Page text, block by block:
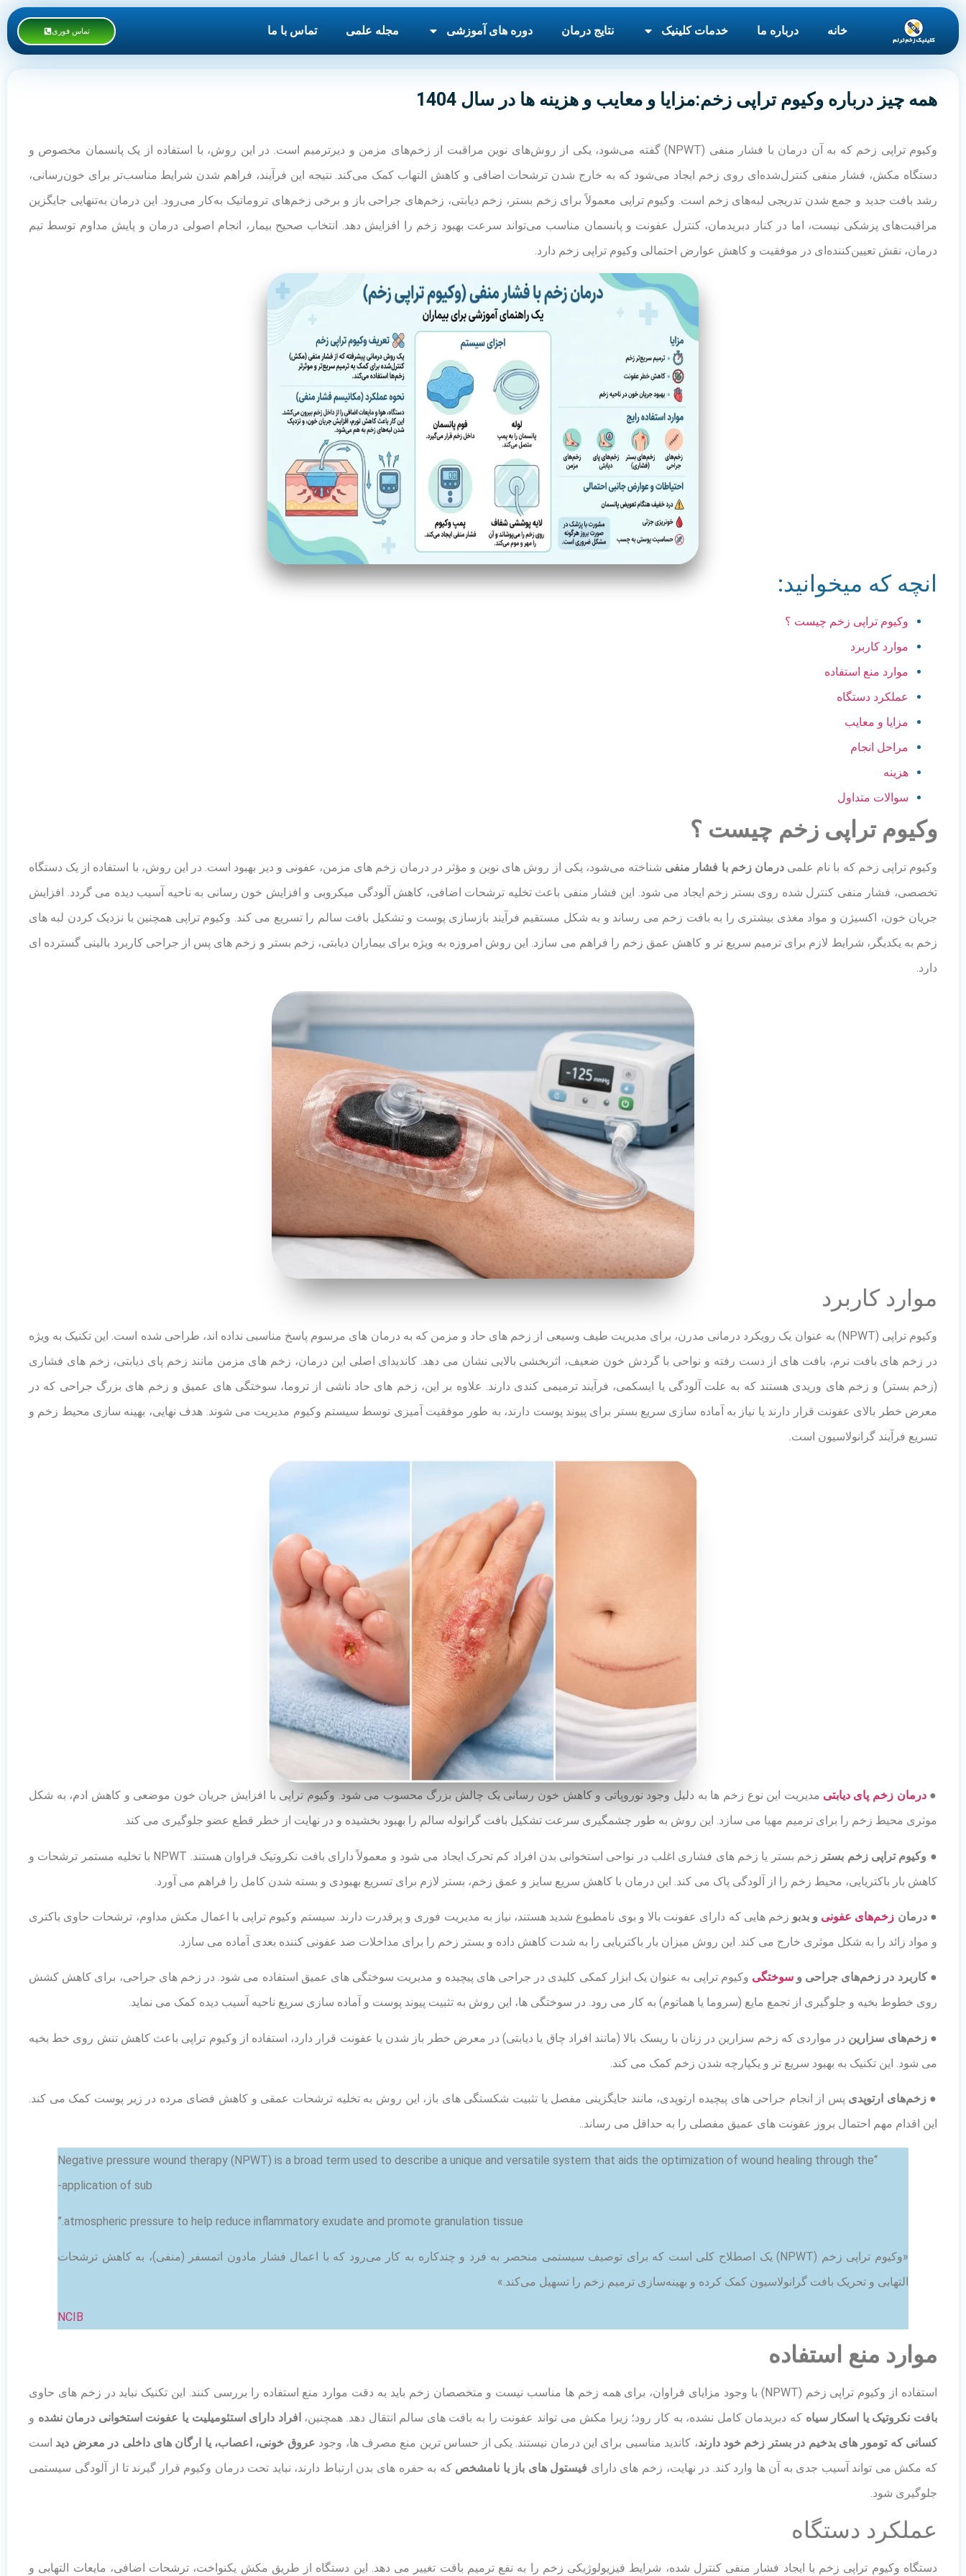
خانه درباره ما خدمات کلینیک نتایج درمان دوره های آموزشی مجله علمی تماس با ما تماس فوری
همه چیز درباره وکیوم تراپی زخم:مزایا و معایب و هزینه ها در سال 1404
وکیوم تراپی زخم که به آن درمان با فشار منفی (NPWT) گفته می‌شود، یکی از روش‌های نوین مراقبت از زخم‌های مزمن و دیرترمیم است. در این روش، با استفاده از یک پانسمان مخصوص و
دستگاه مکش، فشار منفی کنترل‌شده‌ای روی زخم ایجاد می‌شود که به خارج شدن ترشحات اضافی و کاهش التهاب کمک می‌کند. نتیجه این فرآیند، فراهم شدن شرایط مناسب‌تر برای خون‌رسانی،
رشد بافت جدید و جمع شدن تدریجی لبه‌های زخم است. وکیوم تراپی معمولاً برای زخم بستر، زخم دیابتی، زخم‌های جراحی باز و برخی زخم‌های تروماتیک به‌کار می‌رود. این درمان به‌تنهایی جایگزین
مراقبت‌های پزشکی نیست، اما در کنار دبریدمان، کنترل عفونت و پانسمان مناسب می‌تواند سرعت بهبود زخم را افزایش دهد. انتخاب صحیح بیمار، انجام اصولی درمان و پایش مداوم توسط تیم
درمان، نقش تعیین‌کننده‌ای در موفقیت و کاهش عوارض احتمالی وکیوم تراپی زخم دارد.
انچه که میخوانید:
وکیوم تراپی زخم چیست ؟
موارد کاربرد
موارد منع استفاده
عملکرد دستگاه
مزایا و معایب
مراحل انجام
هزینه
سوالات متداول
وکیوم تراپی زخم چیست ؟
وکیوم تراپی زخم که با نام علمیدرمان زخم با فشار منفی شناخته می‌شود، یکی از روش های نوین و مؤثر در درمان زخم های مزمن، عفونی و دیر بهبود است. در این روش، با استفاده از یک دستگاه
تخصصی، فشار منفی کنترل شده روی بستر زخم ایجاد می شود. این فشار منفی باعث تخلیه ترشحات اضافی، کاهش آلودگی میکروبی و افزایش خون رسانی به ناحیه آسیب دیده می گردد. افزایش
جریان خون، اکسیژن و مواد مغذی بیشتری را به بافت زخم می رساند و به شکل مستقیم فرآیند بازسازی پوست و تشکیل بافت سالم را تسریع می کند. وکیوم تراپی همچنین با نزدیک کردن لبه های
زخم به یکدیگر، شرایط لازم برای ترمیم سریع تر و کاهش عمق زخم را فراهم می سازد. این روش امروزه به ویژه برای بیماران دیابتی، زخم بستر و زخم های پس از جراحی کاربرد بالینی گسترده ای
دارد.
موارد کاربرد
وکیوم تراپی (NPWT) به عنوان یک رویکرد درمانی مدرن، برای مدیریت طیف وسیعی از زخم های حاد و مزمن که به درمان های مرسوم پاسخ مناسبی نداده اند، طراحی شده است. این تکنیک به ویژه
در زخم های بافت نرم، بافت های از دست رفته و نواحی با گردش خون ضعیف، اثربخشی بالایی نشان می دهد. کاندیدای اصلی این درمان، زخم های مزمن مانند زخم پای دیابتی، زخم های فشاری
(زخم بستر) و زخم های وریدی هستند که به علت آلودگی یا ایسکمی، فرآیند ترمیمی کندی دارند. علاوه بر این، زخم های حاد ناشی از تروما، سوختگی های عمیق و زخم های بزرگ جراحی که در
معرض خطر بالای عفونت قرار دارند یا نیاز به آماده سازی سریع بستر برای پیوند پوست دارند، به طور موفقیت آمیزی توسط سیستم وکیوم مدیریت می شوند. هدف نهایی، بهینه سازی محیط زخم و
تسریع فرآیند گرانولاسیون است.
●درمان زخم پای دیابتی مدیریت این نوع زخم ها به دلیل وجود نوروپاتی و کاهش خون رسانی یک چالش بزرگ محسوب می شود. وکیوم تراپی با افزایش جریان خون موضعی و کاهش ادم، به شکل
موثری محیط زخم را برای ترمیم مهیا می سازد. این روش به طور چشمگیری سرعت تشکیل بافت گرانوله سالم را بهبود بخشیده و در نهایت از خطر قطع عضو جلوگیری می کند.
● وکیوم تراپی زخم بستر
زخم بستر یا زخم های فشاری اغلب در نواحی استخوانی بدن افراد کم تحرک ایجاد می شود و معمولاً دارای بافت نکروتیک فراوان هستند. NPWT با تخلیه مستمر ترشحات و
کاهش بار باکتریایی، محیط زخم را از آلودگی پاک می کند. این درمان با کاهش سریع سایز و عمق زخم، بستر لازم برای تسریع بهبودی و بسته شدن کامل را فراهم می آورد.
● درمان زخم‌های عفونی و بدبو زخم هایی که دارای عفونت بالا و بوی نامطبوع شدید هستند، نیاز به مدیریت فوری و پرقدرت دارند. سیستم وکیوم تراپی با اعمال مکش مداوم، ترشحات حاوی باکتری
و مواد زائد را به شکل موثری خارج می کند. این روش میزان بار باکتریایی را به شدت کاهش داده و بستر زخم را برای مداخلات ضد عفونی کننده بعدی آماده می سازد.
● کاربرد در زخم‌های جراحی و سوختگی وکیوم تراپی به عنوان یک ابزار کمکی کلیدی در جراحی های پیچیده و مدیریت سوختگی های عمیق استفاده می شود. در زخم های جراحی، برای کاهش کشش
روی خطوط بخیه و جلوگیری از تجمع مایع (سروما یا هماتوم) به کار می رود. در سوختگی ها، این روش به تثبیت پیوند پوست و آماده سازی سریع ناحیه آسیب دیده کمک می نماید.
● زخم‌های سزارین در مواردی که زخم سزارین در زنان با ریسک بالا (مانند افراد چاق یا دیابتی) در معرض خطر باز شدن یا عفونت قرار دارد، استفاده از وکیوم تراپی باعث کاهش تنش روی خط بخیه
می شود. این تکنیک به بهبود سریع تر و یکپارچه شدن زخم کمک می کند.
● زخم‌های ارتوپدی پس از انجام جراحی های پیچیده ارتوپدی، مانند جایگزینی مفصل یا تثبیت شکستگی های باز، این روش به تخلیه ترشحات عمقی و کاهش فضای مرده در زیر پوست کمک می کند.
این اقدام مهم احتمال بروز عفونت های عمیق مفصلی را به حداقل می رساند..
“Negative pressure wound therapy (NPWT) is a broad term used to describe a unique and versatile system that aids the optimization of wound healing through the
application of sub-
atmospheric pressure to help reduce inflammatory exudate and promote granulation tissue.”
«وکیوم تراپی زخم (NPWT) یک اصطلاح کلی است که برای توصیف سیستمی منحصر به فرد و چندکاره به کار می‌رود که با اعمال فشار مادون اتمسفر (منفی)، به کاهش ترشحات
التهابی و تحریک بافت گرانولاسیون کمک کرده و بهینه‌سازی ترمیم زخم را تسهیل می‌کند.»
NCIB
موارد منع استفاده
استفاده از وکیوم تراپی زخم (NPWT) با وجود مزایای فراوان، برای همه زخم ها مناسب نیست و متخصصان زخم باید به دقت موارد منع استفاده را بررسی کنند. این تکنیک نباید در زخم های حاوی
بافت نکروتیک یا اسکار سیاه که دبریدمان کامل نشده، به کار رود؛ زیرا مکش می تواند عفونت را به بافت های سالم انتقال دهد. همچنین، افراد دارای استئومیلیت یا عفونت استخوانی درمان نشده و
کسانی که تومور های بدخیم در بستر زخم خود دارند، کاندید مناسبی برای این درمان نیستند. یکی از حساس ترین منع مصرف ها، وجود عروق خونی، اعصاب، یا ارگان های داخلی در معرض دید است
که مکش می تواند آسیب جدی به آن ها وارد کند. در نهایت، زخم های دارای فیستول های باز یا نامشخص که به حفره های بدن ارتباط دارند، نباید تحت درمان وکیوم قرار گیرند تا از آلودگی سیستمی
جلوگیری شود.
عملکرد دستگاه
دستگاه وکیوم تراپی زخم با ایجاد فشار منفی کنترل شده، شرایط فیزیولوژیکی زخم را به نفع ترمیم بافت تغییر می دهد. این دستگاه از طریق مکش یکنواخت، ترشحات اضافی، مایعات التهابی و